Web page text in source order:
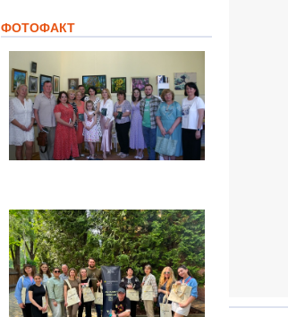
ФОТОФАКТ